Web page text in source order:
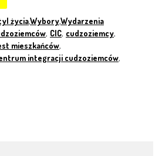
życia,Wybory,Wydarzenia
, CIC, cudzoziemcy,
mieszkańców,
integracji cudzoziemców,